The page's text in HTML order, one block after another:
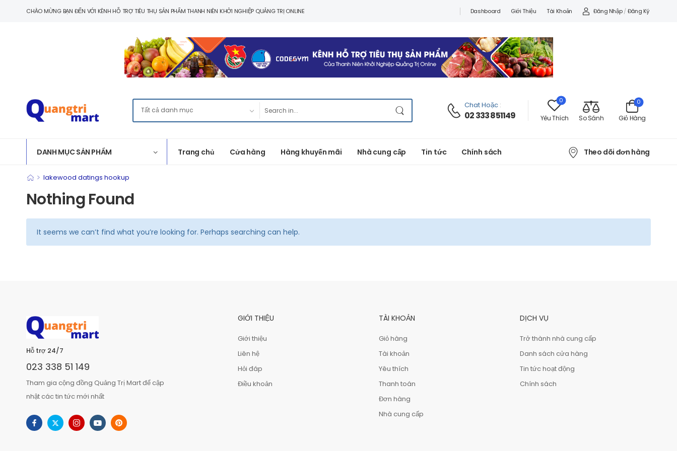
CHÀO MỪNG BẠN ĐẾN VỚI KÊNH HỖ TRỢ TIÊU THỤ SẢN PHẨM THANH NIÊN KHỞI NGHIỆP QUẢNG TRỊ ONLINE Dashboard Giới Thiệu Tài Khoản Đăng Nhập / Đăng Ký
Chat Hoặc :
02 333 851149
0
Yêu Thích So Sánh Giỏ Hàng
0
DANH MỤC SẢN PHẨM Trang chủ Cửa hàng Hàng khuyến mãi Nhà cung cấp Tin tức Chính sách Theo dõi đơn hàng
> lakewood datings hookup
Nothing Found
It seems we can’t find what you’re looking for. Perhaps searching can help.
Hỗ trợ 24/7
023 338 51 149
Tham gia cộng đồng Quảng Trị Mart để cập
nhật các tin tức mới nhất
GIỚI THIỆU
Giới thiệu
Liên hệ
Hỏi đáp
Điều khoản
TÀI KHOẢN
Giỏ hàng
Tài khoản
Yêu thích
Thanh toán
Đơn hàng
Nhà cung cấp
DỊCH VỤ
Trở thành nhà cung cấp
Danh sách cửa hàng
Tin tức hoạt động
Chính sách